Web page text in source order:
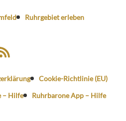
Ruhrgebiet erleben
Cookie-Richtlinie (EU)
– Hilfe
Ruhrbarone App – Hilfe